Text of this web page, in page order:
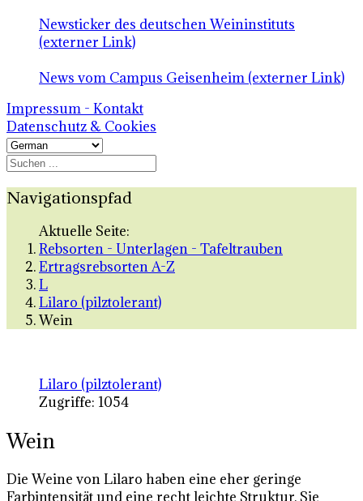
Newsticker des deutschen Weininstituts
(externer Link)
News vom Campus Geisenheim (externer Link)
Impressum - Kontakt
Datenschutz & Cookies
Navigationspfad
Aktuelle Seite:
Rebsorten - Unterlagen - Tafeltrauben
Ertragsrebsorten A-Z
L
Lilaro (pilztolerant)
Wein
Lilaro (pilztolerant)
Zugriffe: 1054
Wein
Die Weine von Lilaro haben eine eher geringe
Farbintensität und eine recht leichte Struktur. Sie